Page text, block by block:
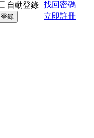
自動登錄 找回密碼
登錄 立即註冊